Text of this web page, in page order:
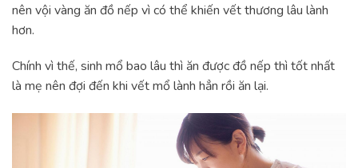
nên vội vàng ăn đồ nếp vì có thể khiến vết thương lâu lành
hơn.
Chính vì thế, sinh mổ bao lâu thì ăn được đồ nếp thì tốt nhất
là mẹ nên đợi đến khi vết mổ lành hẳn rồi ăn lại.